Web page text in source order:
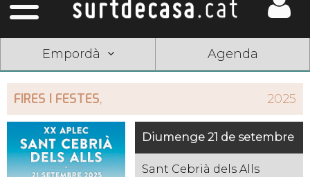
Empordà Agenda
FIRES I FESTES, 2025
Diumenge 21 de setembre
Sant Cebrià dels Alls